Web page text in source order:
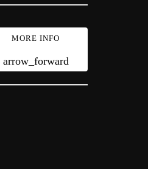
MORE INFO
arrow_forward